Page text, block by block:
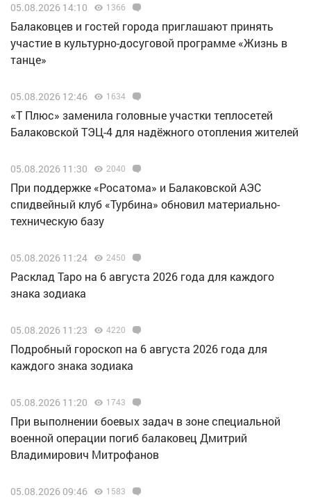
05.08.2026 14:10 1366
Балаковцев и гостей города приглашают принять
участие в культурно-досуговой программе «Жизнь в
танце»
05.08.2026 12:46 1634
«Т Плюс» заменила головные участки теплосетей
Балаковской ТЭЦ-4 для надёжного отопления жителей
05.08.2026 11:30 2040
При поддержке «Росатома» и Балаковской АЭС
спидвейный клуб «Турбина» обновил материально-
техническую базу
05.08.2026 11:24 2450
Расклад Таро на 6 августа 2026 года для каждого
знака зодиака
05.08.2026 11:23 4220
Подробный гороскоп на 6 августа 2026 года для
каждого знака зодиака
05.08.2026 11:20 1743
При выполнении боевых задач в зоне специальной
военной операции погиб балаковец Дмитрий
Владимирович Митрофанов
05.08.2026 09:46 1583